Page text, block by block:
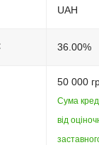
UAH
36.00%
50 000
Сума
від